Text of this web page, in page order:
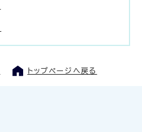
トップページへ戻る